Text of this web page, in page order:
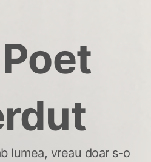
lumea, vreau doar s-o